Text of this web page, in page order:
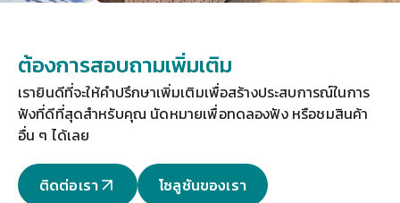
ต้องการสอบถามเพิ่มเติม
เรายินดีที่จะให้คำปรึกษาเพิ่มเติมเพื่อสร้างประสบการณ์ในการ
ฟังที่ดีที่สุดสำหรับคุณ นัดหมายเพื่อทดลองฟัง หรือชมสินค้า
อื่น ๆ ได้เลย
ติดต่อเรา โซลูชันของเรา